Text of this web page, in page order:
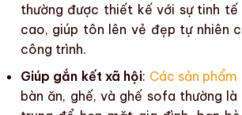
thường được thiết kế với sự tinh
cao, giúp tôn lên vẻ đẹp tự nhiên
công trình.
Giúp gắn kết xã hội: Các sản
bàn ăn, ghế, và ghế sofa thường